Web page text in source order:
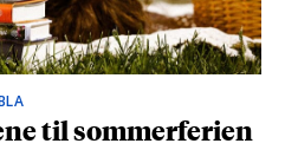
til sommerferien